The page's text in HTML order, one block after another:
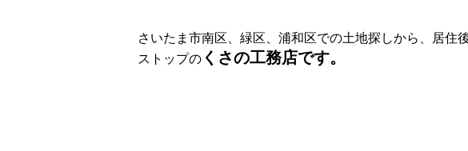
不動産の引き渡し 不動産の残代金の受領につ
さいたま市南区、緑区、浦和区での土地探しから、居住
ストップの くさの工務店です。